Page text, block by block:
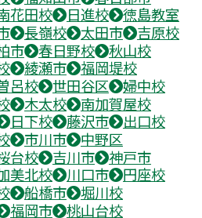
花田校 日進校
徳島教室
長嶺校 太田市
吉原校
市 春日野校
秋山校
綾瀬市
福岡堤校
呂校 世田谷区
婦中校
木太校
南加賀屋校
日下校 藤沢市
出口校
市川市
中野区
台校 吉川市
神戸市
美北校 川口市
円座校
船橋市
堀川校
福岡市
桃山台校